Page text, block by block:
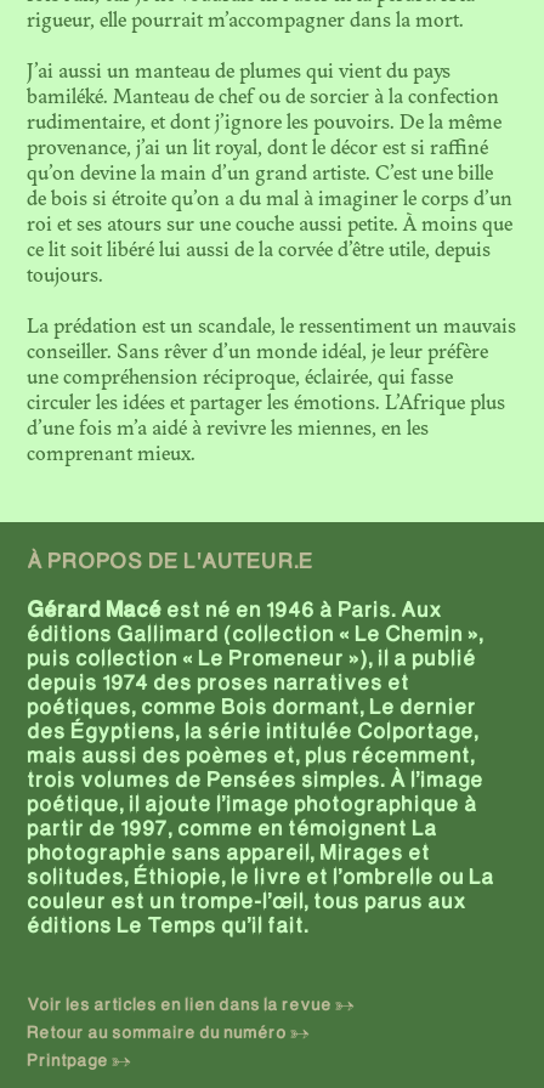
rigueur, elle pourrait m’accompagner dans la mort.
J’ai aussi un manteau de plumes qui vient du pays
bamiléké. Manteau de chef ou de sorcier à la confection
rudimentaire, et dont j’ignore les pouvoirs. De la même
provenance, j’ai un lit royal, dont le décor est si raffiné
qu’on devine la main d’un grand artiste. C’est une bille
de bois si étroite qu’on a du mal à imaginer le corps d’un
roi et ses atours sur une couche aussi petite. À moins que
ce lit soit libéré lui aussi de la corvée d’être utile, depuis
toujours.
La prédation est un scandale, le ressentiment un mauvais
conseiller. Sans rêver d’un monde idéal, je leur préfère
une compréhension réciproque, éclairée, qui fasse
circuler les idées et partager les émotions. L’Afrique plus
d’une fois m’a aidé à revivre les miennes, en les
comprenant mieux.
À PROPOS DE L'AUTEUR.E
Gérard Macé est né en 1946 à Paris. Aux
éditions Gallimard (collection « Le Chemin »,
puis collection « Le Promeneur »), il a publié
depuis 1974 des proses narratives et
poétiques, comme Bois dormant, Le dernier
des Égyptiens, la série intitulée Colportage,
mais aussi des poèmes et, plus récemment,
trois volumes de Pensées simples. À l’image
poétique, il ajoute l’image photographique à
partir de 1997, comme en témoignent La
photographie sans appareil, Mirages et
solitudes, Éthiopie, le livre et l’ombrelle ou La
couleur est un trompe-l’œil, tous parus aux
éditions Le Temps qu’il fait.
Voir les articles en lien dans la revue
Retour au sommaire du numéro
Printpage
L’INSTITUT FICTIONNEL
D’AFRIQUE NOIRE
N. 02
LES SURVIVANCES
TOXIQUES DES
COLLECTIONS COLONIALES
N. 01
LA VIE MÉTAPHORIQUE
DES OBJETS D'ART